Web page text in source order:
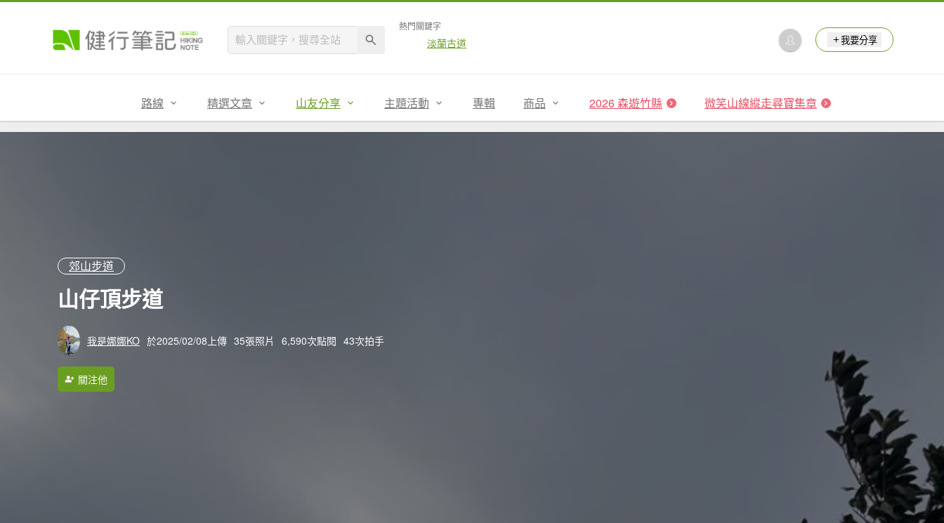
熱門關鍵字
淡蘭古道 我要分享
路線 精選文章 山友分享 主題活動 專輯 商品 2026 森遊竹縣 微笑山線縱走尋寶集章
郊山步道
山仔頂步道
我是娜娜KO 於2025/02/08上傳 35張照片 6,590次點閱 43次拍手
關注他